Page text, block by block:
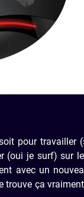
pour travailler
je surf) sur
avec un
trouve ça